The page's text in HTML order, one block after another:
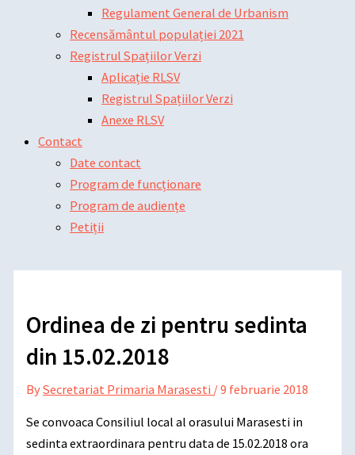
Regulament General de Urbanism
Recensământul populației 2021
Registrul Spațiilor Verzi
Aplicație RLSV
Registrul Spațiilor Verzi
Anexe RLSV
Contact
Date contact
Program de funcționare
Program de audiențe
Petiții
Ordinea de zi pentru sedinta
din 15.02.2018
BySecretariat Primaria Marasesti /9 februarie 2018
Se convoaca Consiliul local al orasului Marasesti in
sedinta extraordinara pentru data de 15.02.2018 ora